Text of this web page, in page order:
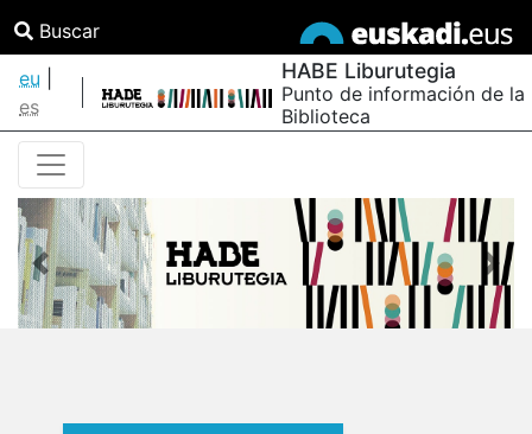
Buscar
eu
es
HABE Liburutegia
Punto de información de la
Biblioteca
Anterior